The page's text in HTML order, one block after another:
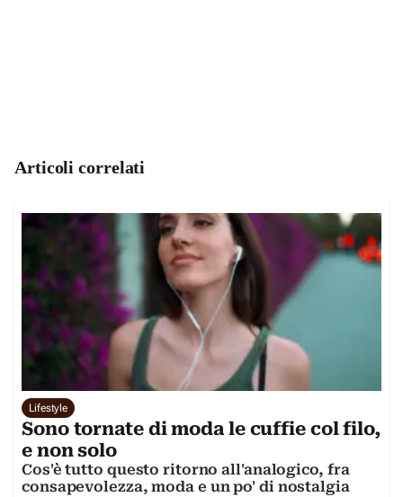
Articoli correlati
Lifestyle
Sono tornate di moda le cuffie col filo,
e non solo
Cos'è tutto questo ritorno all'analogico, fra
consapevolezza, moda e un po' di nostalgia